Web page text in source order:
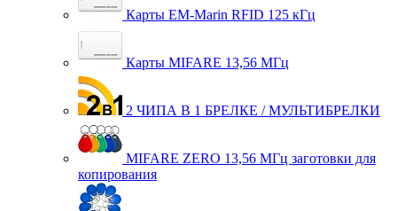
Карты EM-Marin RFID 125 кГц
Карты MIFARE 13,56 МГц
2 ЧИПА В 1 БРЕЛКЕ / МУЛЬТИБРЕЛКИ
MIFARE ZERO 13,56 МГц заготовки для
копирования